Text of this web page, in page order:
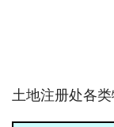
土地注册处各